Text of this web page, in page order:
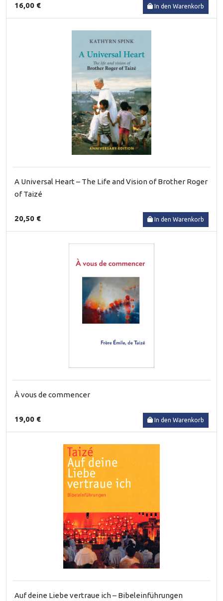
16,00 € In den Warenkorb
A Universal Heart – The Life and Vision of Brother Roger
of Taizé
20,50 € In den Warenkorb
À vous de commencer
19,00 € In den Warenkorb
Auf deine Liebe vertraue ich – Bibeleinführungen